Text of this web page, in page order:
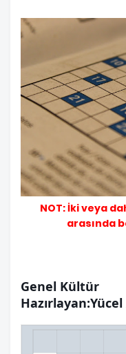
NOT: İki veya
arasında
Genel Kültür
Hazırlayan:Yücel